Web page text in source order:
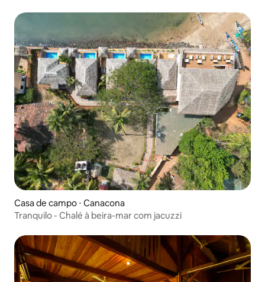
Casa de campo ⋅ Canacona
Tranquilo - Chalé à beira-mar com jacuzzi